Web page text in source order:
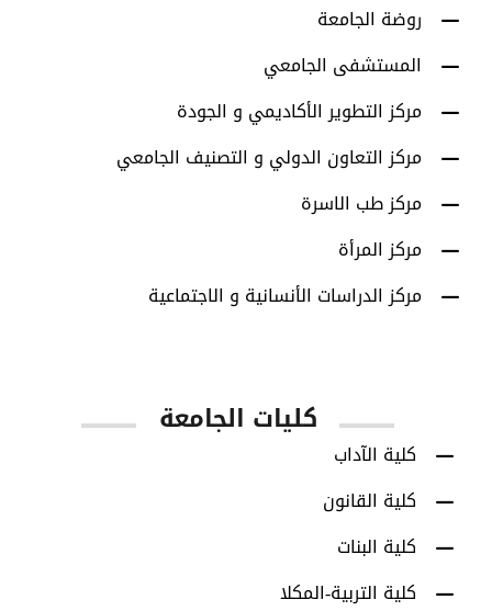
روضة الجامعة
المستشفى الجامعي
مركز التطوير الأكاديمي و الجودة
مركز التعاون الدولي و التصنيف الجامعي
مركز طب الاسرة
مركز المرأة
مركز الدراسات الأنسانية و الاجتماعية
كليات الجامعة
كلية الآداب
كلية القانون
كلية البنات
كلية التربية-المكلا